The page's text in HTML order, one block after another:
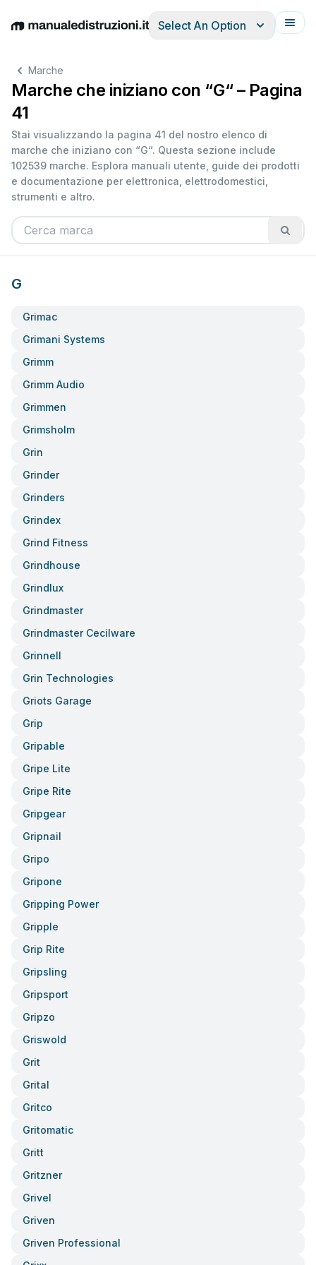
EnglishDeutschEspañolItalianoFrançais
Select An Option
Marche
Marche che iniziano con “G“ – Pagina
41
Stai visualizzando la pagina 41 del nostro elenco di
marche che iniziano con “G“. Questa sezione include
102539 marche. Esplora manuali utente, guide dei prodotti
e documentazione per elettronica, elettrodomestici,
strumenti e altro.
G
Grimac
Grimani Systems
Grimm
Grimm Audio
Grimmen
Grimsholm
Grin
Grinder
Grinders
Grindex
Grind Fitness
Grindhouse
Grindlux
Grindmaster
Grindmaster Cecilware
Grinnell
Grin Technologies
Griots Garage
Grip
Gripable
Gripe Lite
Gripe Rite
Gripgear
Gripnail
Gripo
Gripone
Gripping Power
Gripple
Grip Rite
Gripsling
Gripsport
Gripzo
Griswold
Grit
Grital
Gritco
Gritomatic
Gritt
Gritzner
Grivel
Griven
Griven Professional